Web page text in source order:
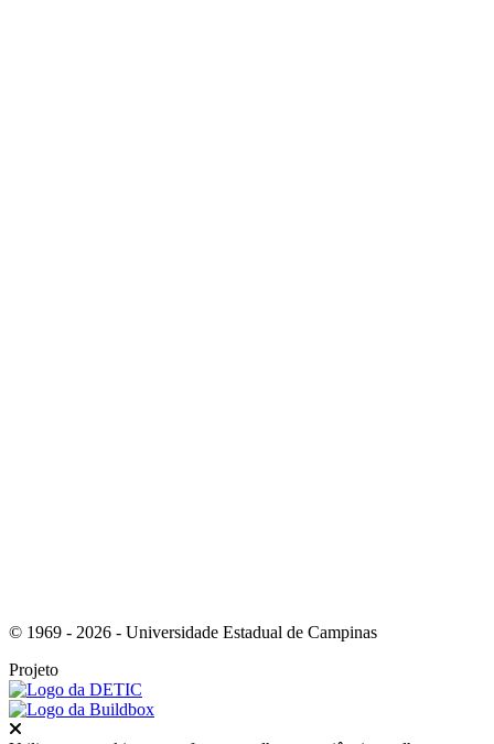
© 1969 - 2026 - Universidade Estadual de Campinas
Projeto